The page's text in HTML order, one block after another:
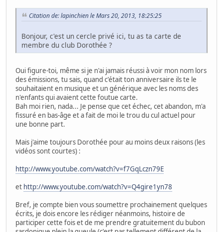
Citation de: lapinchien le Mars 20, 2013, 18:25:25
Bonjour, c'est un cercle privé ici, tu as ta carte de
membre du club Dorothée ?
Oui figure-toi, même si je n'ai jamais réussi à voir mon nom lors
des émissions, tu sais, quand c'était ton anniversaire ils te le
souhaitaient en musique et un générique avec les noms des
n'enfants qui avaient cette foutue carte.
Bah moi rien, nada... Je pense que cet échec, cet abandon, m'a
fissuré en bas-âge et a fait de moi le trou du cul actuel pour
une bonne part.
Mais j'aime toujours Dorothée pour au moins deux raisons (les
vidéos sont courtes) :
http://www.youtube.com/watch?v=f7GqLczn79E
et http://www.youtube.com/watch?v=Q4gire1yn78
Bref, je compte bien vous soumettre prochainement quelques
écrits, je dois encore les rédiger néanmoins, histoire de
participer cette fois et de me prendre gratuitement du bubon